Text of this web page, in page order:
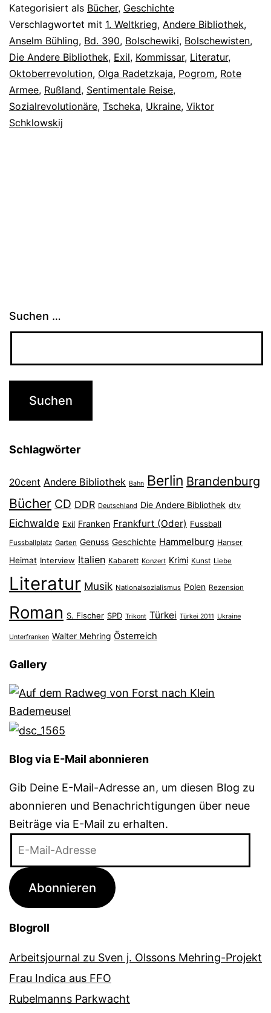
Kategorisiert als Bücher, Geschichte
Verschlagwortet mit 1. Weltkrieg, Andere Bibliothek,
Anselm Bühling, Bd. 390, Bolschewiki, Bolschewisten,
Die Andere Bibliothek, Exil, Kommissar, Literatur,
Oktoberrevolution, Olga Radetzkaja, Pogrom, Rote
Armee, Rußland, Sentimentale Reise,
Sozialrevolutionäre, Tscheka, Ukraine, Viktor
Schklowskij
Suchen …
Schlagwörter
20cent Andere Bibliothek Bahn Berlin Brandenburg
Bücher CD DDR Deutschland Die Andere Bibliothek dtv
Eichwalde Exil Franken Frankfurt (Oder) Fussball
Fussballplatz Garten Genuss Geschichte Hammelburg Hanser
Heimat Interview Italien Kabarett Konzert Krimi Kunst Liebe
Literatur Musik Nationalsozialismus Polen Rezension
Roman S. Fischer SPD Trikont Türkei Türkei 2011 Ukraine
Unterfranken Walter Mehring Österreich
Gallery
Blog via E-Mail abonnieren
Gib Deine E-Mail-Adresse an, um diesen Blog zu
abonnieren und Benachrichtigungen über neue
Beiträge via E-Mail zu erhalten.
Adresse
Abonnieren
Blogroll
Arbeitsjournal zu Sven j. Olssons Mehring-Projekt
Frau Indica aus FFO
Rubelmanns Parkwacht